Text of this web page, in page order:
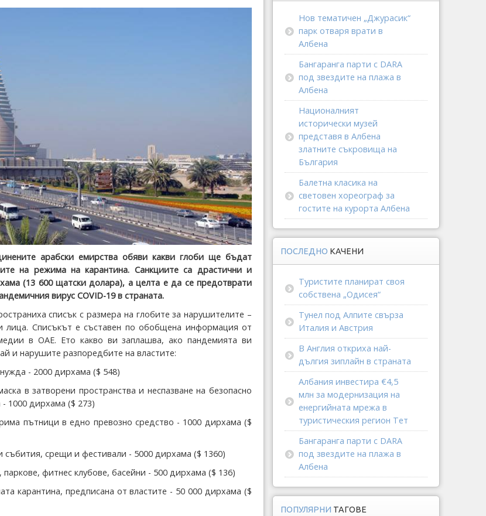
арабски емирства обяви какви глоби ще бъдат
на режима на карантина. Санкциите са драстични и
(13 600 щатски долара), а целта е да се предотврати
вирус COVID-19 в страната.
списък с размера на глобите за нарушителите –
лица. Списъкът е съставен по обобщена информация от
в ОАЕ. Ето какво ви заплашва, ако пандемията ви
и нарушите разпоредбите на властите:
- 2000 дирхама ($ 548)
в затворени пространства и неспазване на безопасно
1000 дирхама ($ 273)
пътници в едно превозно средство - 1000 дирхама ($
събития, срещи и фестивали - 5000 дирхама ($ 1360)
фитнес клубове, басейни - 500 дирхама ($ 136)
карантина, предписана от властите - 50 000 дирхама ($
Нов тематичен „Джурасик“
парк отваря врати в
Албена
Бангаранга парти с DARA
под звездите на плажа в
Албена
Националният
исторически музей
представя в Албена
златните съкровища на
България
Балетна класика на
световен хореограф за
гостите на курорта Албена
ПОСЛЕДНО КАЧЕНИ
Туристите планират своя
собствена „Одисея“
Тунел под Алпите свърза
Италия и Австрия
В Англия откриха най-
дългия зиплайн в страната
Албания инвестира €4,5
млн за модернизация на
енергийната мрежа в
туристическия регион Тет
Бангаранга парти с DARA
под звездите на плажа в
Албена
ПОПУЛЯРНИ ТАГОВЕ